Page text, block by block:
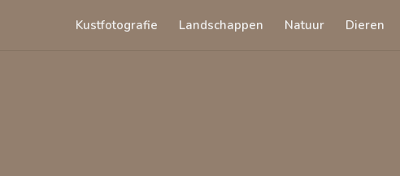
Kustfotografie Landschappen Natuur Dieren